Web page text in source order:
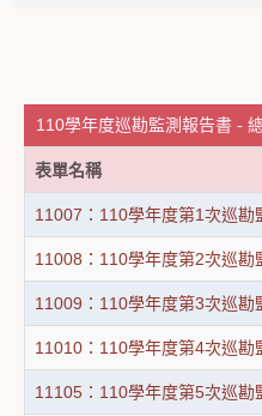
110學年度巡勘監測報告書 -
表單名稱
11007：110學年度第1次巡勘
11008：110學年度第2次巡勘
11009：110學年度第3次巡勘
11010：110學年度第4次巡勘
11105：110學年度第5次巡勘